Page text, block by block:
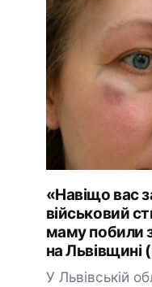
«Навіщо вас
військовий
маму побили
на Львівщині
У Львівській